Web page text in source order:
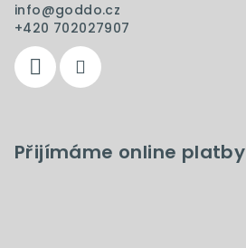
info@goddo.cz
+420 702027907
Přijímáme online platby